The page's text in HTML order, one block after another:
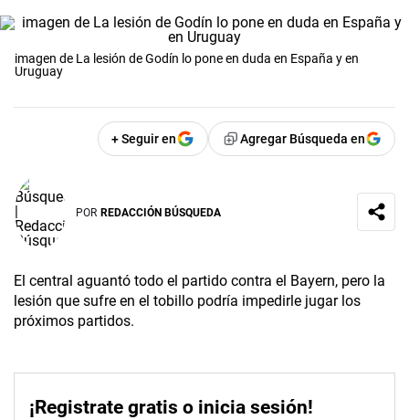
imagen de La lesión de Godín lo pone en duda en España y en
Uruguay
+ Seguir en Agregar Búsqueda en
POR REDACCIÓN BÚSQUEDA
El central aguantó todo el partido contra el Bayern, pero la
lesión que sufre en el tobillo podría impedirle jugar los
próximos partidos.
¡Registrate gratis o inicia sesión!